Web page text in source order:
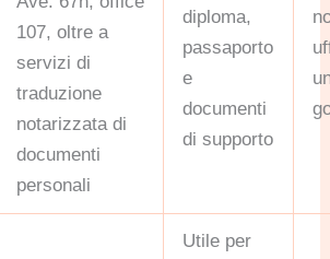
107, oltre a
servizi di
traduzione
notarizzata di
documenti
personali
diploma,
passaporto
e
documenti
di supporto
Utile per